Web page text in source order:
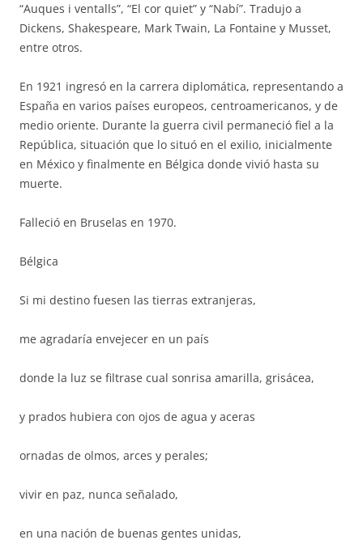
“Auques i ventalls”, “El cor quiet” y “Nabí”. Tradujo a
Dickens, Shakespeare, Mark Twain, La Fontaine y Musset,
entre otros.
En 1921 ingresó en la carrera diplomática, representando a
España en varios países europeos, centroamericanos, y de
medio oriente. Durante la guerra civil permaneció fiel a la
República, situación que lo situó en el exilio, inicialmente
en México y finalmente en Bélgica donde vivió hasta su
muerte.
Falleció en Bruselas en 1970.
Bélgica
Si mi destino fuesen las tierras extranjeras,
me agradaría envejecer en un país
donde la luz se filtrase cual sonrisa amarilla, grisácea,
y prados hubiera con ojos de agua y aceras
ornadas de olmos, arces y perales;
vivir en paz, nunca señalado,
en una nación de buenas gentes unidas,